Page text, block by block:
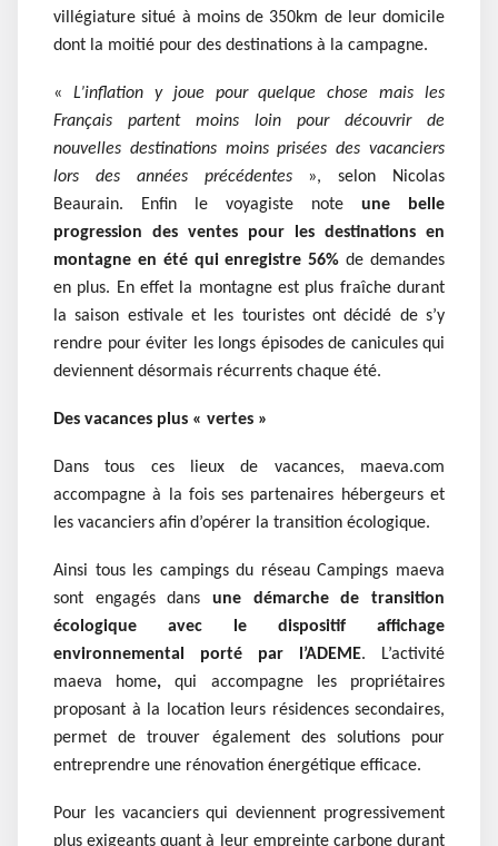
villégiature situé à moins de 350km de leur domicile
dont la moitié pour des destinations à la campagne.
« L’inflation y joue pour quelque chose mais les
Français partent moins loin pour découvrir de
nouvelles destinations moins prisées des vacanciers
lors des années précédentes», selon Nicolas
Beaurain. Enfin le voyagiste note une belle
progression des ventes pour les destinations en
montagne en été qui enregistre 56%de demandes
en plus. En effet la montagne est plus fraîche durant
la saison estivale et les touristes ont décidé de s’y
rendre pour éviter les longs épisodes de canicules qui
deviennent désormais récurrents chaque été.
Des vacances plus « vertes »
Dans tous ces lieux de vacances, maeva.com
accompagne à la fois ses partenaires hébergeurs et
les vacanciers afin d’opérer la transition écologique.
Ainsi tous les campings du réseauCampings maeva
sont engagés dans une démarche de transition
écologique avec le dispositif affichage
environnemental porté par l’ADEME. L’activité
maeva home,qui
accompagne les propriétaires
proposant à la location leurs résidences secondaires,
permet de trouver également des solutions pour
entreprendre une rénovation énergétique efficace.
Pour les vacanciers qui deviennent progressivement
plus exigeants quant à leur empreinte carbone durant